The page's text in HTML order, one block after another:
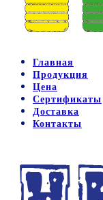
Главная
Продукция
Цена
Сертификаты
Доставка
Контакты